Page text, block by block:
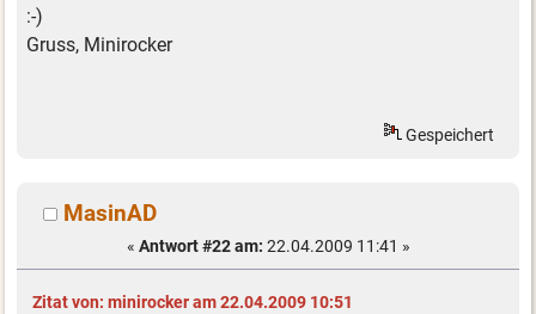
:-)
Gruss, Minirocker
Gespeichert
MasinAD
« Antwort #22 am: 22.04.2009 11:41 »
Zitat von: minirocker am 22.04.2009 10:51